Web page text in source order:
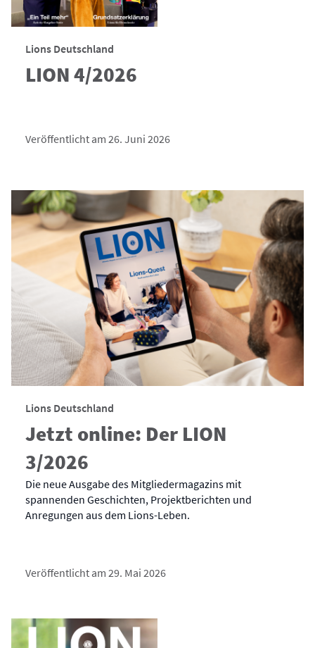
Lions Deutschland
LION 4/2026
Veröffentlicht am 26. Juni 2026
Lions Deutschland
Jetzt online: Der LION
3/2026
Die neue Ausgabe des Mitgliedermagazins mit
spannenden Geschichten, Projektberichten und
Anregungen aus dem Lions-Leben.
Veröffentlicht am 29. Mai 2026